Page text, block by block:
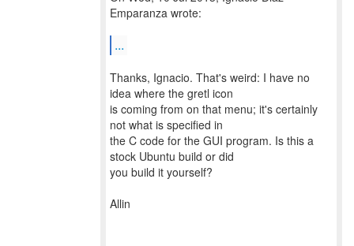
Emparanza wrote:
...
Thanks, Ignacio. That's weird: I have no
idea where the gretl icon
is coming from on that menu; it's certainly
not what is specified in
the C code for the GUI program. Is this a
stock Ubuntu build or did
you build it yourself?
Allin